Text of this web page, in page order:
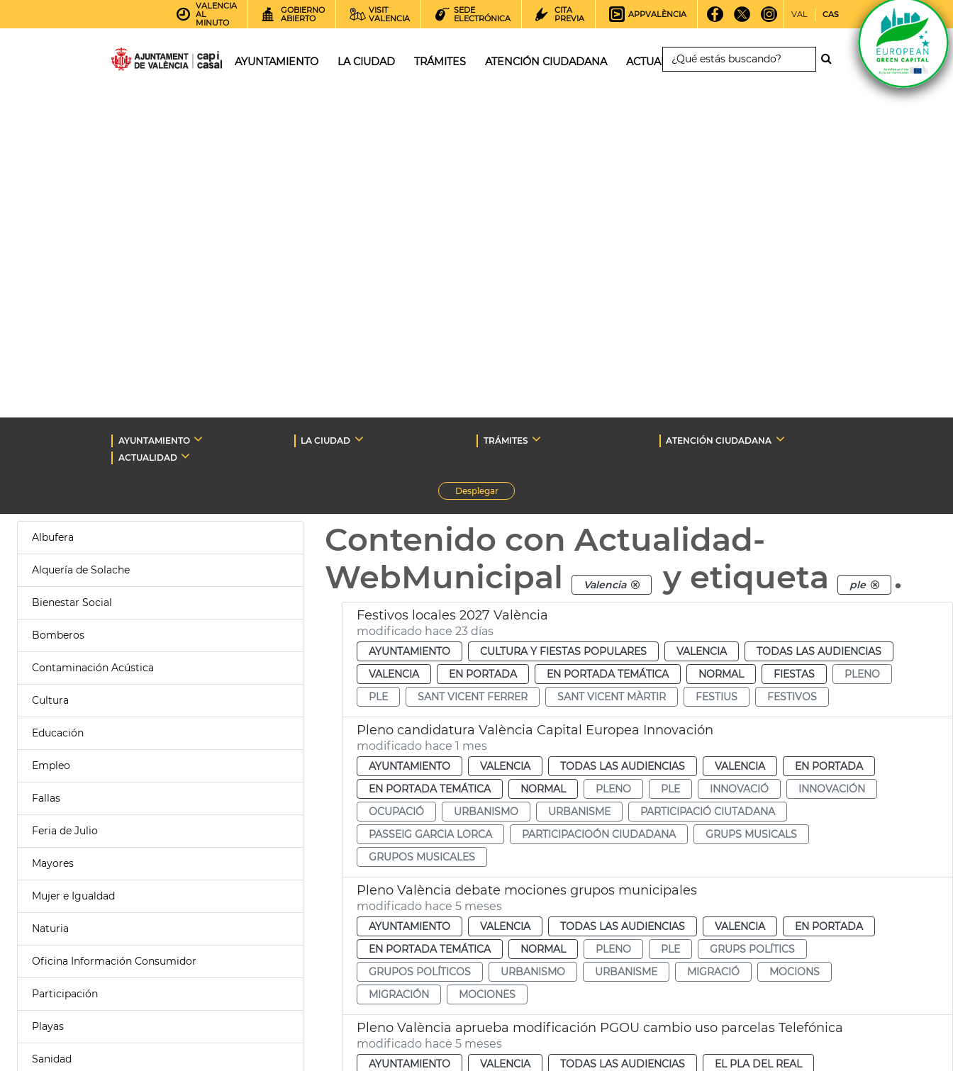
VALENCIA
AL
MINUTO
GOBIERNO
ABIERTO
VISIT
VALENCIA
SEDE
ELECTRÓNICA
CITA
PREVIA
APPVALÈNCIA VAL CAS
AYUNTAMIENTO LA CIUDAD TRÁMITES ATENCIÓN CIUDADANA ACTUALIDAD
AYUNTAMIENTO LA CIUDAD TRÁMITES
ATENCIÓN CIUDADANA
ACTUALIDAD
Desplegar
Albufera
Alquería de Solache
Bienestar Social
Bomberos
Contaminación Acústica
Cultura
Educación
Empleo
Fallas
Feria de Julio
Mayores
Mujer e Igualdad
Naturia
Oficina Información Consumidor
Participación
Playas
Sanidad
Contenido con Actualidad-
WebMunicipal
Valencia y etiqueta ple .
Festivos locales 2027 València
modificado hace 23 días
AYUNTAMIENTO CULTURA Y FIESTAS POPULARES VALENCIA
TODAS LAS AUDIENCIAS
VALENCIA
EN PORTADA EN PORTADA TEMÁTICA NORMAL FIESTAS
PLENO
PLE
SANT VICENT FERRER SANT VICENT MÀRTIR FESTIUS FESTIVOS
Pleno candidatura València Capital Europea Innovación
modificado hace 1 mes
AYUNTAMIENTO VALENCIA TODAS LAS AUDIENCIAS VALENCIA
EN PORTADA
EN PORTADA TEMÁTICA
NORMAL PLENO PLE INNOVACIÓ
INNOVACIÓN
OCUPACIÓ
URBANISMO URBANISME
PARTICIPACIÓ CIUTADANA
PASSEIG GARCIA LORCA
PARTICIPACIOÓN CIUDADANA
GRUPS MUSICALS
GRUPOS MUSICALES
Pleno València debate mociones grupos municipales
modificado hace 5 meses
AYUNTAMIENTO VALENCIA TODAS LAS AUDIENCIAS VALENCIA
EN PORTADA
EN PORTADA TEMÁTICA
NORMAL PLENO PLE
GRUPS POLÍTICS
GRUPOS POLÍTICOS
URBANISMO URBANISME MIGRACIÓ
MOCIONS
MIGRACIÓN
MOCIONES
Pleno València aprueba modificación PGOU cambio uso parcelas Telefónica
modificado hace 5 meses
AYUNTAMIENTO VALENCIA TODAS LAS AUDIENCIAS
EL PLA DEL REAL